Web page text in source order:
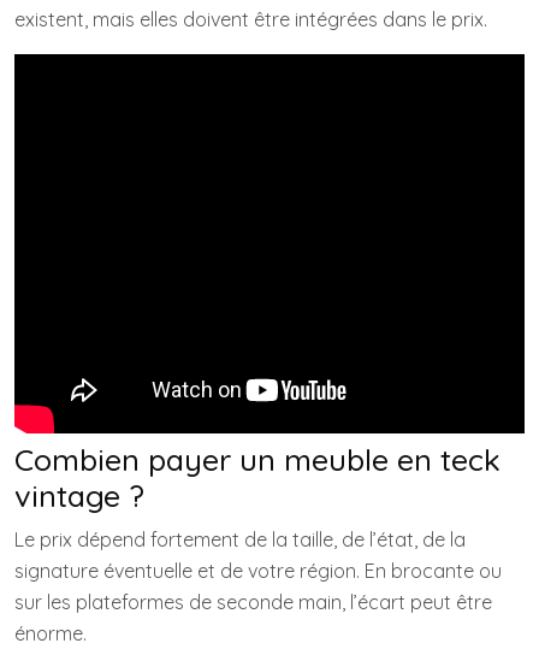
existent, mais elles doivent être intégrées dans le prix.
Combien payer un meuble en teck
vintage ?
Le prix dépend fortement de la taille, de l’état, de la
signature éventuelle et de votre région. En brocante ou
sur les plateformes de seconde main, l’écart peut être
énorme.